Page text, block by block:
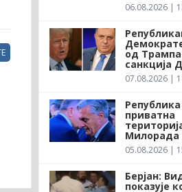
06.08.2026 |
од
санкција
07.08.2026 |
Република
приватна
05.08.2026 |
Берјан:
показује